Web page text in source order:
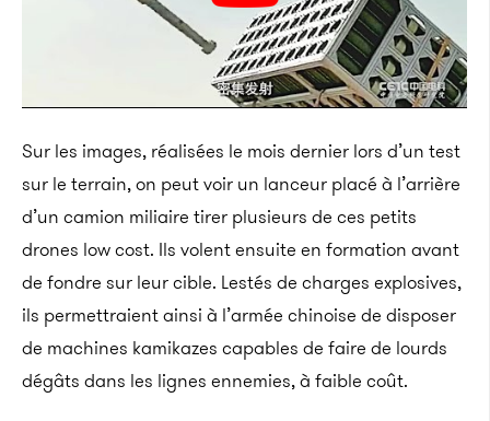
Sur les images, réalisées le mois dernier lors d’un test
sur le terrain, on peut voir un lanceur placé à l’arrière
d’un camion miliaire tirer plusieurs de ces petits
drones low cost. Ils volent ensuite en formation avant
de fondre sur leur cible. Lestés de charges explosives,
ils permettraient ainsi à l’armée chinoise de disposer
de machines kamikazes capables de faire de lourds
dégâts dans les lignes ennemies, à faible coût.